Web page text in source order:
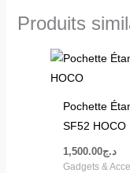
Produits
Pochette
SF52 HOCO
د.ج1,500.00
Gadgets &